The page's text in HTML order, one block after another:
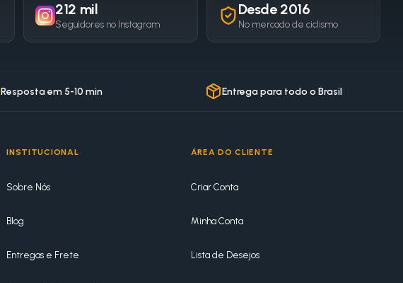
212 mil
Seguidores no Instagram
Desde 2016
No mercado de ciclismo
Resposta em 5-10 min Entrega para todo o Brasil
INSTITUCIONAL
Sobre Nós
Blog
Entregas e Frete
ÁREA DO CLIENTE
Criar Conta
Minha Conta
Lista de Desejos